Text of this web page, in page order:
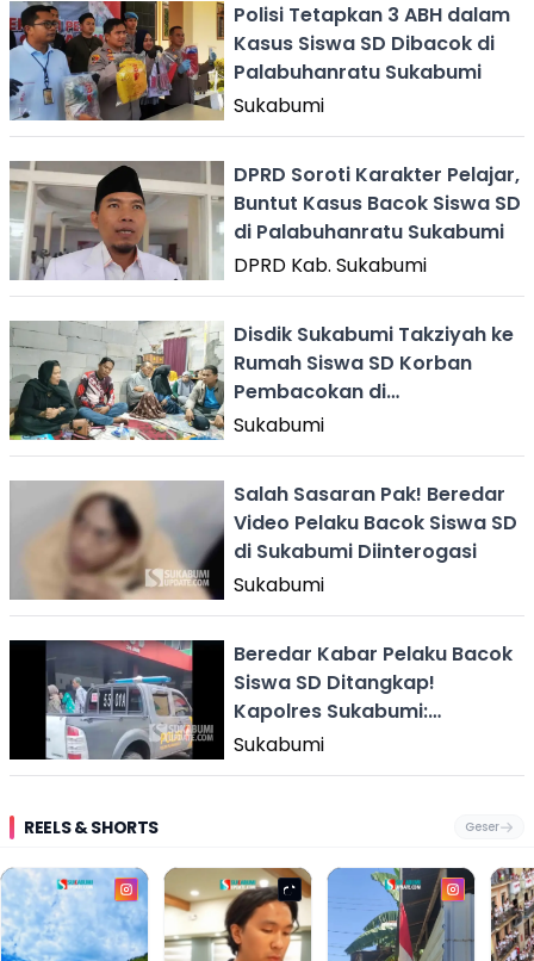
Polisi Tetapkan 3 ABH dalam
Kasus Siswa SD Dibacok di
Palabuhanratu Sukabumi
Sukabumi
DPRD Soroti Karakter Pelajar,
Buntut Kasus Bacok Siswa SD
di Palabuhanratu Sukabumi
DPRD Kab. Sukabumi
Disdik Sukabumi Takziyah ke
Rumah Siswa SD Korban
Pembacokan di
Palabuhanratu
Sukabumi
Salah Sasaran Pak! Beredar
Video Pelaku Bacok Siswa SD
di Sukabumi Diinterogasi
Sukabumi
Beredar Kabar Pelaku Bacok
Siswa SD Ditangkap!
Kapolres Sukabumi:
Secepatnya Rilis
Sukabumi
REELS & SHORTS Geser